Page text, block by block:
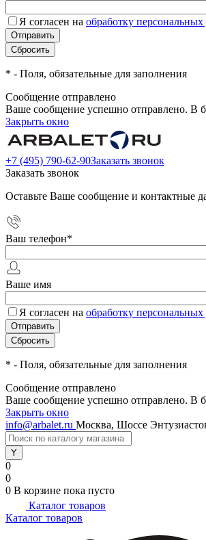
Я согласен на обработку
* - Поля, обязательные для заполнения
Сообщение отправлено
Ваше сообщение успешно отправлено. В
Закрыть окно
+7 (495) 790-62-90Заказать звонок
Заказать звонок
Оставьте Ваше сообщение и контактные
Ваш телефон*
Ваше имя
Я согласен на обработку
* - Поля, обязательные для заполнения
Сообщение отправлено
Ваше сообщение успешно отправлено. В
Закрыть окно
info@arbalet.ru Москва, Шоссе
0
0
0 В корзине пока пусто
Каталог товаров
Каталог товаров